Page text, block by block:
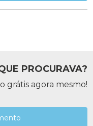
PROCURAVA?
grátis agora mesmo!